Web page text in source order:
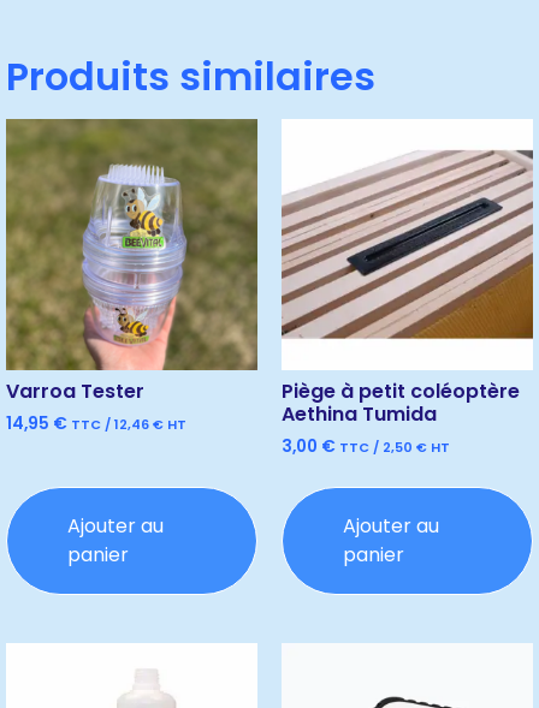
Produits similaires
Varroa Tester
14,95 € TTC /12,46€ HT
Ajouter au
panier
Piège à petit coléoptère
Aethina Tumida
3,00 € TTC / 2,50 € HT
Ajouter au
panier